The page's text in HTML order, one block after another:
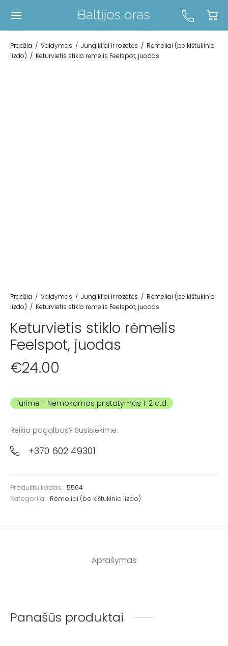
Pradžia / Valdymas / Jungikliai ir rozetės / Rėmeliai (be kištukinio
lizdo) / Keturvietis stiklo rėmelis Feelspot, juodas
Pradžia / Valdymas / Jungikliai ir rozetės / Rėmeliai (be kištukinio
lizdo) / Keturvietis stiklo rėmelis Feelspot, juodas
Keturvietis stiklo rėmelis
Feelspot, juodas
€24.00
Turime
Reikia pagalbos? Susisiekime:
+370 602 49301
Produkto kodas: 5564
Kategorija: Rėmeliai (be kištukinio lizdo)
Aprašymas
Panašūs produktai